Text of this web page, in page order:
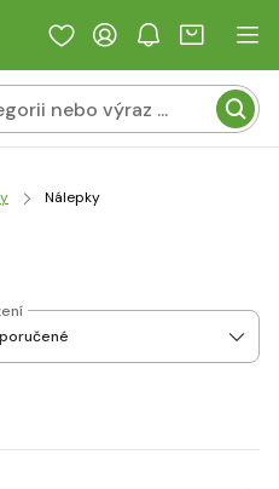
Nálepky